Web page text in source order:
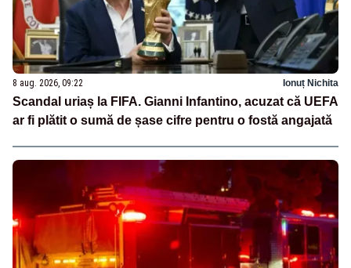
8 aug. 2026, 09:22 Ionuț Nichita
Scandal uriaș la FIFA. Gianni Infantino, acuzat că UEFA
ar fi plătit o sumă de șase cifre pentru o fostă angajată